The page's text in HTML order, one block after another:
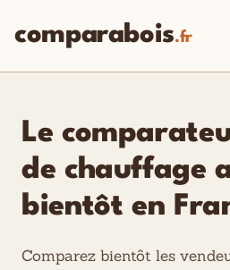
comparabois.fr
Le
de chauffage
bientôt en
Comparez bientôt les